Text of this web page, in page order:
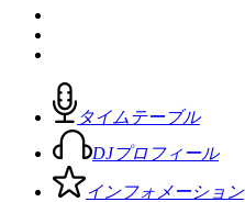
タイムテーブル
DJプロフィール
インフォメーション